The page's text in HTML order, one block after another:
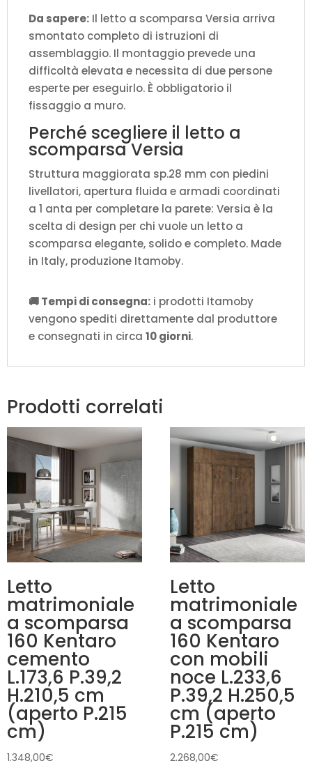
Da sapere: Il letto a scomparsa Versia arriva
smontato completo di istruzioni di
assemblaggio. Il montaggio prevede una
difficoltà elevata e necessita di due persone
esperte per eseguirlo. È obbligatorio il
fissaggio a muro.
Perché scegliere il letto a
scomparsa Versia
Struttura maggiorata sp.28 mm con piedini
livellatori, apertura fluida e armadi coordinati
a 1 anta per completare la parete: Versia è la
scelta di design per chi vuole un letto a
scomparsa elegante, solido e completo. Made
in Italy, produzione Itamoby.
🚚 Tempi di consegna: i prodotti Itamoby
vengono spediti direttamente dal produttore
e consegnati in circa 10 giorni.
Prodotti correlati
Letto
matrimoniale
a scomparsa
160 Kentaro
cemento
L.173,6 P.39,2
H.210,5 cm
(aperto P.215
cm)
1.348,00€
Letto
matrimoniale
a scomparsa
160 Kentaro
con mobili
noce L.233,6
P.39,2 H.250,5
cm (aperto
P.215 cm)
2.268,00€